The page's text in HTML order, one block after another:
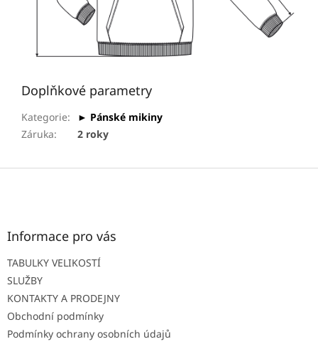
Doplňkové parametry
Kategorie:
► Pánské mikiny
Záruka: 2 roky
Z
Informace pro vás
TABULKY VELIKOSTÍ
SLUŽBY
KONTAKTY A PRODEJNY
Obchodní podmínky
Podmínky ochrany osobních údajů